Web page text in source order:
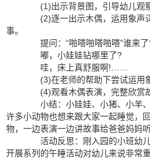
(1)出示背景图，引导幼儿观
(2)逐一出示木偶，运用象声
事。
提问：“啪嗒啪嗒啪嗒”谁来
嘟，小娃娃钻哪里了?
哇，床上真舒服啊!……
(3)在老师的帮助下尝试运用象
(4)观看木偶表演，完整欣赏故
小结：小娃娃、小猪、小羊、
许多小动物也想来跟大家一起睡觉，
物，一边表演一边讲故事给爸爸妈妈听
活动反思：刚入园的小班幼儿
开展系列的午睡活动对幼儿来说非常